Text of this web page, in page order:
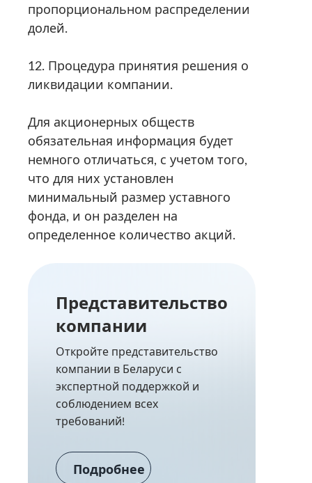
пропорциональном распределении
долей.
12. Процедура принятия решения о
ликвидации компании.
Для акционерных обществ
обязательная информация будет
немного отличаться, с учетом того,
что для них установлен
минимальный размер уставного
фонда, и он разделен на
определенное количество акций.
Представительство
компании
Откройте представительство
компании в Беларуси с
экспертной поддержкой и
соблюдением всех
требований!
Подробнее